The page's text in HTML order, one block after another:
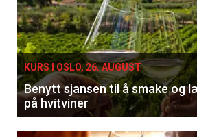
KURS I OSLO, 26. AUGUST
Benytt sjansen til å smake og
på hvitviner